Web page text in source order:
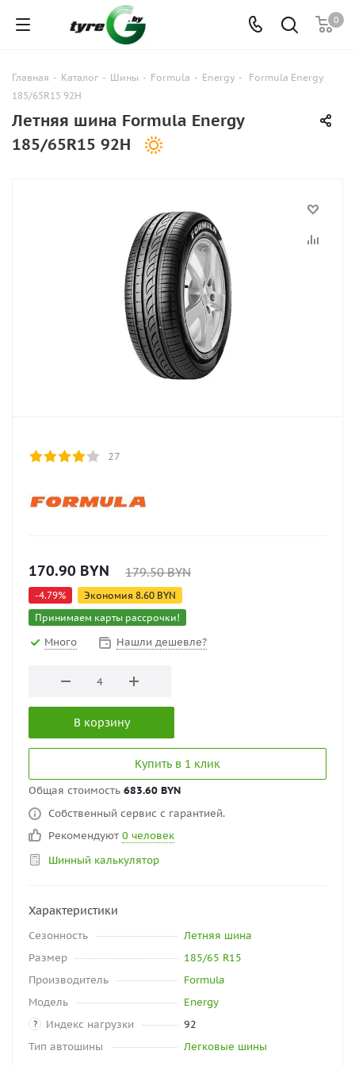
0
Главная - Каталог - Шины - Formula - Energy -
Formula Energy
185/65R15 92H
Летняя шина Formula Energy
185/65R15 92H
27
170.90 BYN 179.50BYN
-4.79% Экономия 8.60 BYN
Принимаем карты рассрочки!
Много Нашли дешевле?
В корзину
Купить в 1 клик
Общая стоимость 683.60 BYN
Собственный сервис с гарантией.
Рекомендуют 0 человек
Шинный калькулятор
Характеристики
Сезонность
Летняя шина
Размер
185/65 R15
Производитель
Formula
Модель
Energy
? Индекс нагрузки
92
Тип автошины
Легковые шины